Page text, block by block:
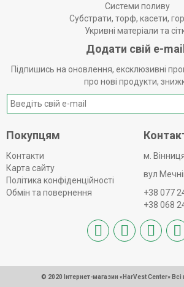
Системи поливу
Субстрати, торф, касети,
Укривні матеріали та
Додати свій e-
Підпишись на оновлення, ексклюзивні
про нові продукти,
Покупцям
Контакти
Карта сайту
Політика конфіденційності
Обмін та повернення
м.
вул
+38 077
+38 068
© 2020 Інтернет-магазин «HarVest Center» Всі